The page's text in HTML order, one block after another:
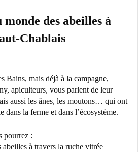
des abeilles à
Chablais
Bains, mais déjà à la campagne,
apiculteurs, vous parlent de leur
aussi les ânes, les moutons… qui ont
dans la ferme et dans l’écosystème.
pourrez :
à travers la ruche vitrée